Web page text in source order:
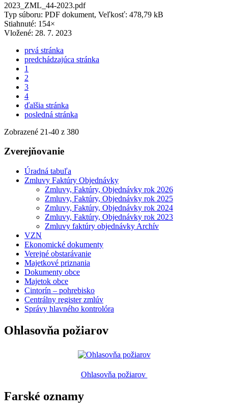
2023_ZML_44-2023.pdf
Typ súboru: PDF dokument, Veľkosť: 478,79 kB
Stiahnuté: 154×
Vložené: 28. 7. 2023
prvá stránka
predchádzajúca stránka
1
2
3
4
ďalšia stránka
posledná stránka
Zobrazené 21-40 z 380
Zverejňovanie
Úradná tabuľa
Zmluvy Faktúry Objednávky
Zmluvy, Faktúry, Objednávky rok 2026
Zmluvy, Faktúry, Objednávky rok 2025
Zmluvy, Faktúry, Objednávky rok 2024
Zmluvy, Faktúry, Objednávky rok 2023
Zmluvy faktúry objednávky Archív
VZN
Ekonomické dokumenty
Verejné obstarávanie
Majetkové priznania
Dokumenty obce
Majetok obce
Cintorín – pohrebisko
Centrálny register zmlúv
Správy hlavného kontrolóra
Ohlasovňa požiarov
Ohlasovňa požiarov
Farské oznamy